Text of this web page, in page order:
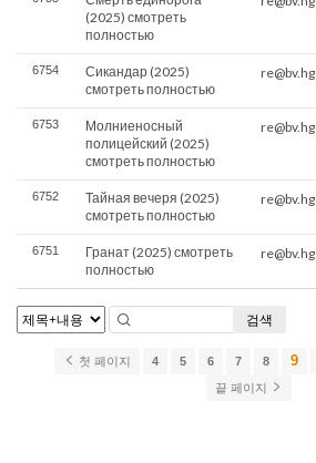
(2025) смотреть
полностью
6754
Сикандар (2025)
смотреть полностью
re@bv.hg
6753
Молниеносный
полицейский (2025)
смотреть полностью
re@bv.hg
6752
Тайная вечеря (2025)
смотреть полностью
re@bv.hg
6751
Гранат (2025) смотреть
полностью
re@bv.hg
검색
첫 페이지 4 5 6 7 8 9
끝 페이지